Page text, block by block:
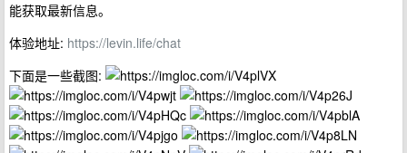
能获取最新信息。
体验地址: https://levin.life/chat
下面是一些截图: